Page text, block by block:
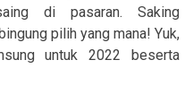
di pasaran. Saking
pilih yang mana! Yuk,
untuk 2022 beserta